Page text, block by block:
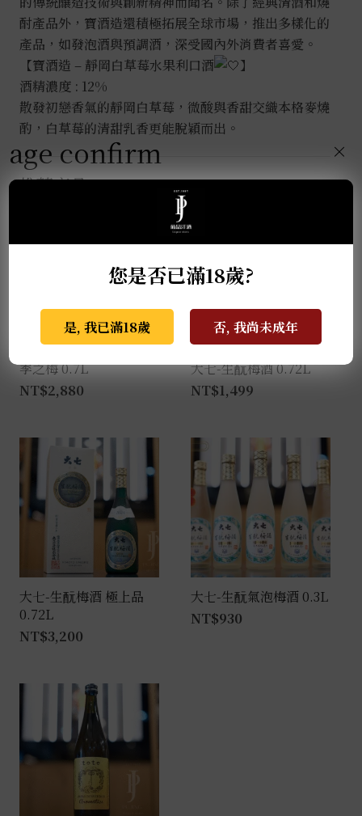
酎產品外，寶酒造還積極拓展全球市場，推出多樣化的
產品，如發泡酒與預調酒，深受國內外消費者喜愛。
【寶酒造 – 靜岡白草莓水果利口酒
】
酒精濃度 : 12%
散發初戀香氣的靜岡白草莓，微酸與香甜交織本格麥燒
酌，白草莓的清甜乳香更能脫穎而出。
推薦商品
季之梅 0.7L
NT$2,880
大七-生酛梅酒 0.72L
NT$1,499
大七-生酛梅酒 極上品
0.72L
NT$3,200
大七-生酛氣泡梅酒 0.3L
NT$930
age confirm
您是否已滿18歲?
是, 我已滿18歲 否, 我尚未成年
×